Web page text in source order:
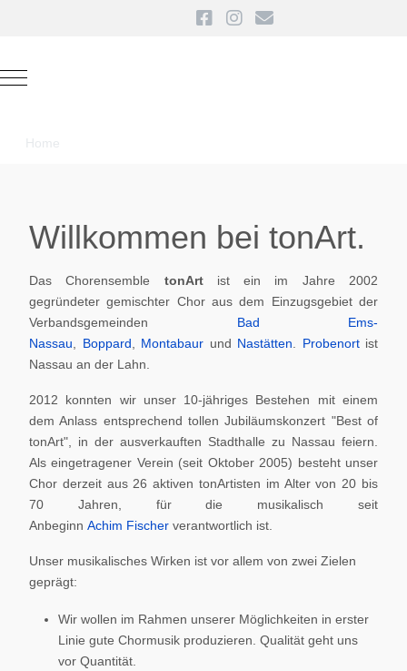
Mobile Menu Toggle
Home
Willkommen bei tonArt.
Das Chorensemble tonArt ist ein im Jahre 2002
gegründeter gemischter Chor aus dem Einzugsgebiet der
Verbandsgemeinden Bad Ems-
Nassau
Boppard Montabaur und Nastätten Probenortist
Nassau an der Lahn.
2012 konnten wir unser 10-jähriges Bestehen mit einem
dem Anlass entsprechend tollen Jubiläumskonzert "Best of
tonArt", in der ausverkauften Stadthalle zu Nassau feiern.
Als eingetragener Verein (seit Oktober 2005) besteht unser
Chor derzeit aus 26 aktiven tonArtisten im Alter von 20 bis
70 Jahren, für die musikalisch seit
Anbeginn Achim Fischer verantwortlich ist.
Unser musikalisches Wirken ist vor allem von zwei Zielen
geprägt:
Wir wollen im Rahmen unserer Möglichkeiten in erster
Linie gute Chormusik produzieren. Qualität geht uns
vor Quantität.